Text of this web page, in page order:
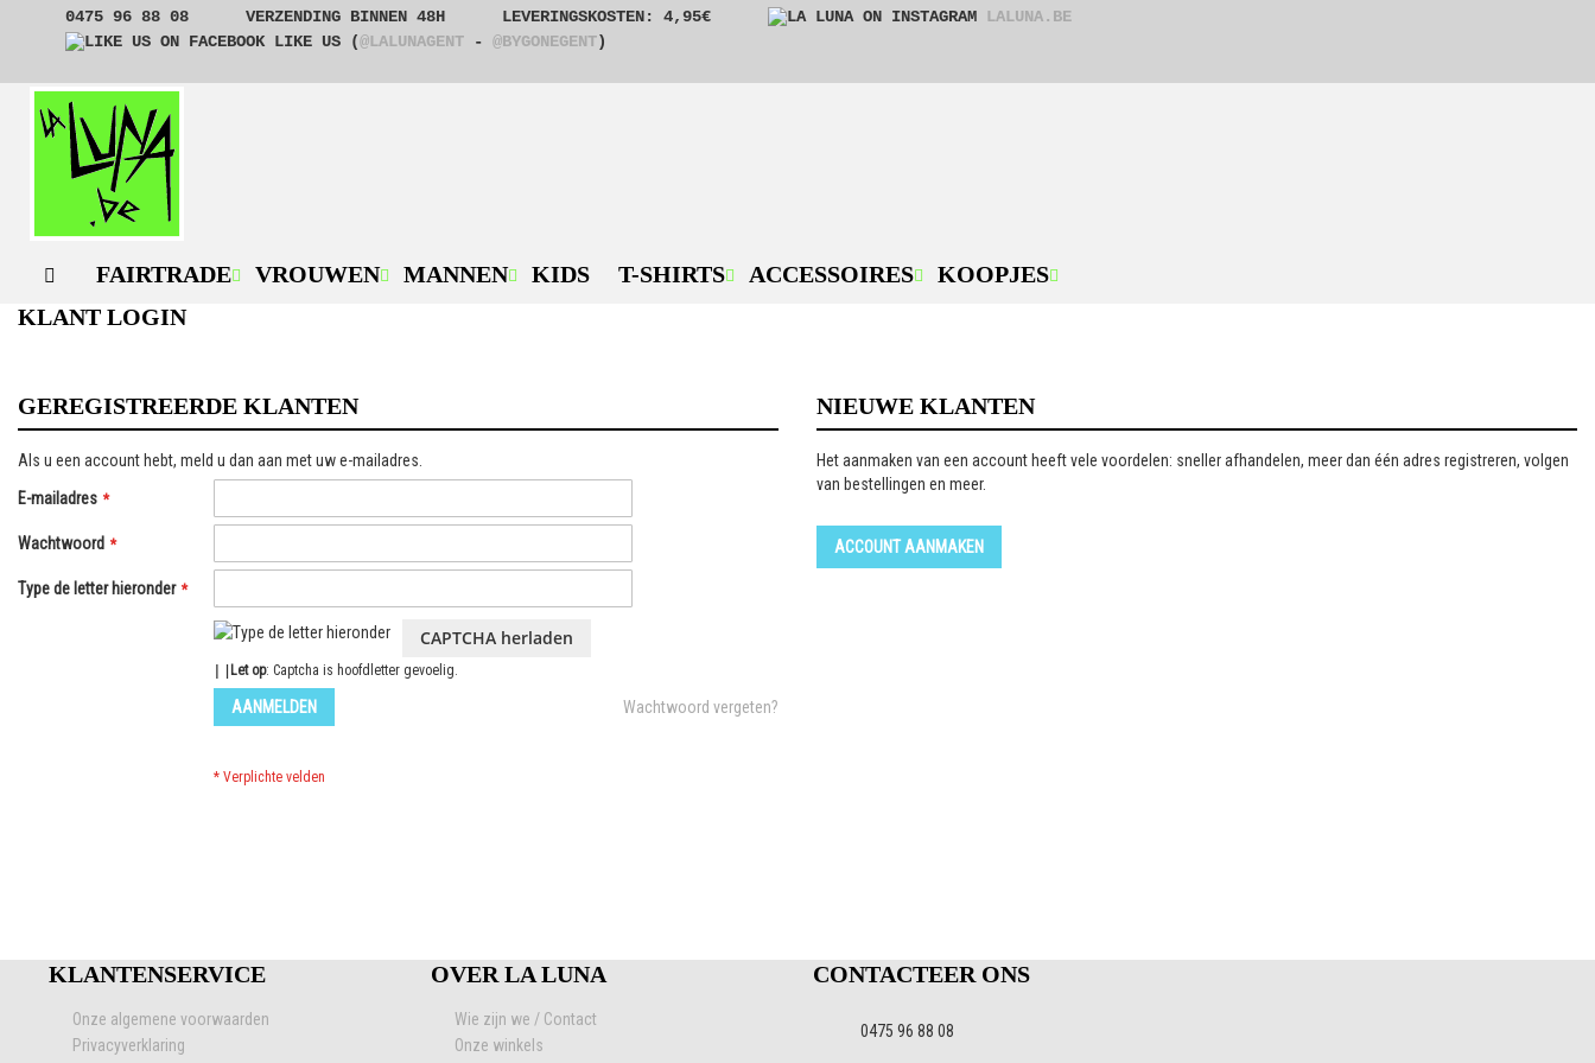
INHOUD
0475 96 88 08 VERZENDING BINNEN 48H LEVERINGSKOSTEN: 4,95€
LALUNA.BE
LIKE US (@LALUNAGENT - @BYGONEGENT)
FAIRTRADE VROUWEN MANNEN KIDS T-SHIRTS ACCESSOIRES
KOOPJES
KLANT LOGIN
GEREGISTREERDE KLANTEN
Als u een account hebt, meld u dan aan met uw e-mailadres.
E-mailadres
Wachtwoord
Type de letter hieronder
CAPTCHA herladen
Let op: Captcha is hoofdletter gevoelig.
AANMELDEN Wachtwoord vergeten?
NIEUWE KLANTEN
Het aanmaken van een account heeft vele voordelen: sneller afhandelen, meer dan één adres registreren, volgen
van bestellingen en meer.
ACCOUNT AANMAKEN
KLANTENSERVICE
Onze algemene voorwaarden
Privacyverklaring
OVER LA LUNA
Wie zijn we / Contact
Onze winkels
CONTACTEER ONS
0475 96 88 08